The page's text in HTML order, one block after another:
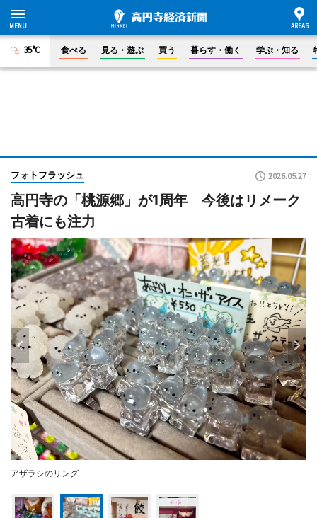
35°C 食べる 見る・遊ぶ 買う 暮らす・働く 学ぶ・知る
フォトフラッシュ 2026.05.27
高円寺の「桃源郷」が1周年 今後はリメーク
古着にも注力
アザラシのリング